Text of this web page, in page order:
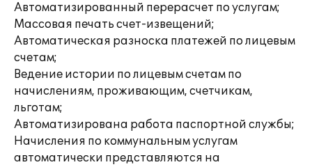
Автоматизированный перерасчет по услугам;
Массовая печать счет-извещений;
Автоматическая разноска платежей по лицевым
счетам;
Ведение истории по лицевым счетам по
начислениям, проживающим, счетчикам,
льготам;
Автоматизирована работа паспортной службы;
Начисления по коммунальным услугам
автоматически представляются на